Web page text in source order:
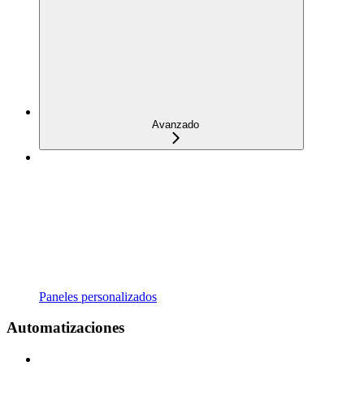
Avanzado
Paneles personalizados
Automatizaciones